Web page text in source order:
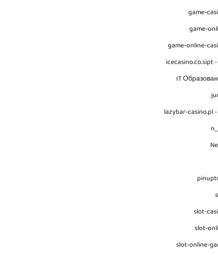
game-
game-
game-online-
icecasino.co.sipt
IT
lazybar-casino.pl
slot-
slot-
slot-online-